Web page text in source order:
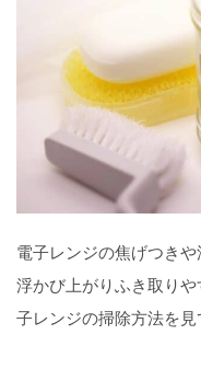
電子レンジの焦げつき
浮かび上がりふき取り
子レンジの掃除方法を見